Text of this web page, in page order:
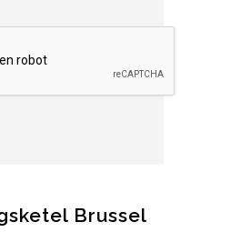
Brussel